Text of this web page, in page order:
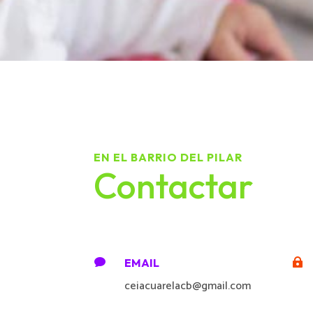
EN EL BARRIO DEL PILAR
Contactar
 EMAIL
ceiacuarelacb@gmail.com
